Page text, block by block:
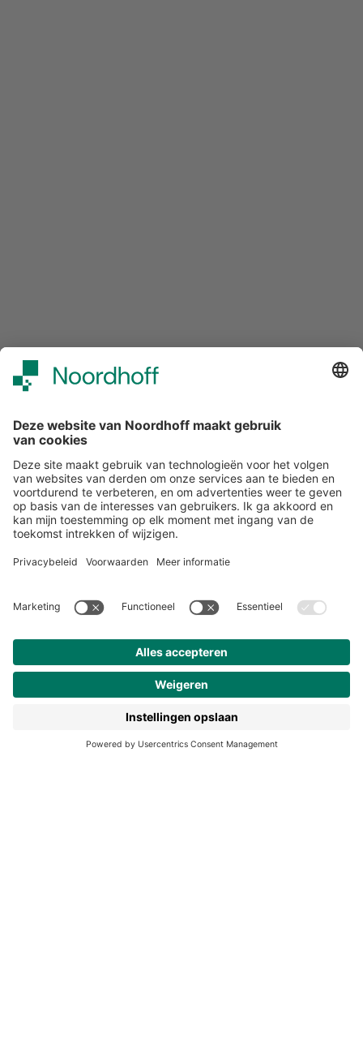
Over ons
Klantenservice